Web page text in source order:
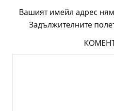
Вашият имейл адрес
Задължителните